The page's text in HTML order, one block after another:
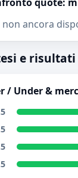
non ancora
e
/ Under &